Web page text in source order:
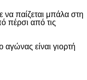
να παίζεται μπάλα στη
πέρσι από τις
είναι γιορτή